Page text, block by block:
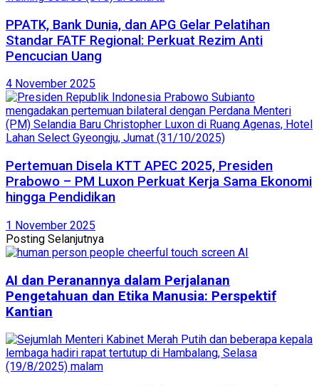
PPATK, Bank Dunia, dan APG Gelar Pelatihan
Standar FATF Regional: Perkuat Rezim Anti
Pencucian Uang
4 November 2025
Pertemuan Disela KTT APEC 2025, Presiden
Prabowo – PM Luxon Perkuat Kerja Sama Ekonomi
hingga Pendidikan
1 November 2025
Posting Selanjutnya
AI dan Peranannya dalam Perjalanan
Pengetahuan dan Etika Manusia: Perspektif
Kantian